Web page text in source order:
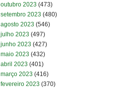
outubro 2023 (473)
setembro 2023 (480)
agosto 2023 (546)
julho 2023 (497)
junho 2023 (427)
maio 2023 (432)
abril 2023 (401)
março 2023 (416)
fevereiro 2023 (370)